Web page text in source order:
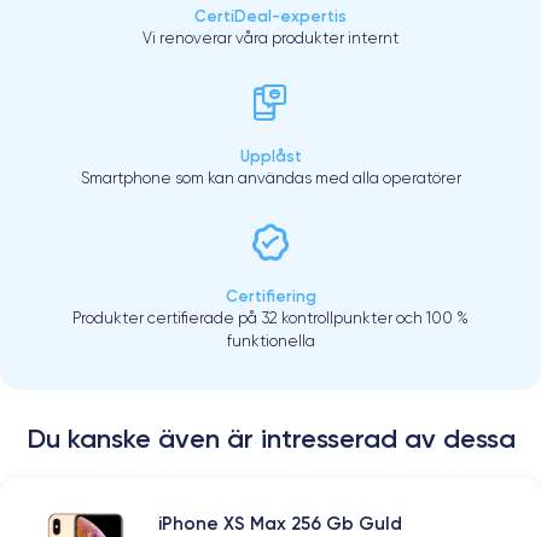
CertiDeal-expertis
Vi renoverar våra produkter internt
Upplåst
Smartphone som kan användas med alla operatörer
Certifiering
Produkter certifierade på 32 kontrollpunkter och 100 %
funktionella
Du kanske även är intresserad av dessa
iPhone XS Max 256 Gb Guld